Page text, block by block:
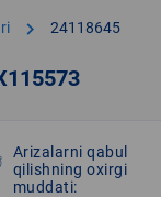
chevron_right 24118645
Arizalarni qabul
qilishning oxirgi
muddati: